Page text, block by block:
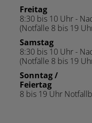
Freitag
8:30 bis 10 Uhr -
(Notfälle 8 bis 19
Samstag
8:30 bis 10 Uhr -
(Notfälle 8 bis 19
Sonntag /
Feiertag
8 bis 19 Uhr